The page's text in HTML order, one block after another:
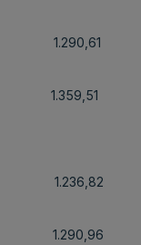
1.290,61
1.359,51
1.236,82
1.290,96